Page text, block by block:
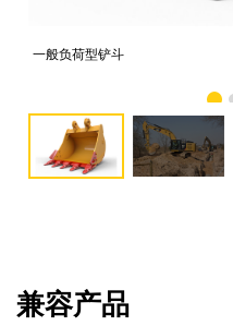
一般负荷型铲斗
兼容产品